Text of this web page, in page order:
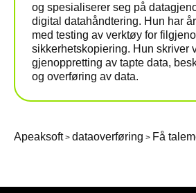
og spesialiserer seg på
digital datahåndtering. Hun har
med testing av verktøy for
sikkerhetskopiering. Hun skriver
gjenoppretting av tapte data,
og overføring av data.
Apeaksoft> dataoverføring > Få